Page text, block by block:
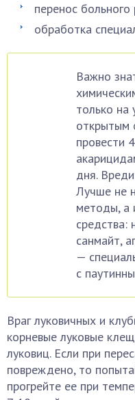
перенос
обработка
Важно
только на
открытым
провести
дня.
Лучше не
методы, а
средства:
санмайт,
—
с
Враг луковичных и
корневые луковые
луковиц. Если при
повреждено, то
прогрейте ее при